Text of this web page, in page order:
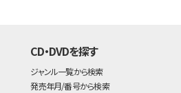
CD・DVDを探す
ジャンル一覧から検索
発売年月/番号から検索